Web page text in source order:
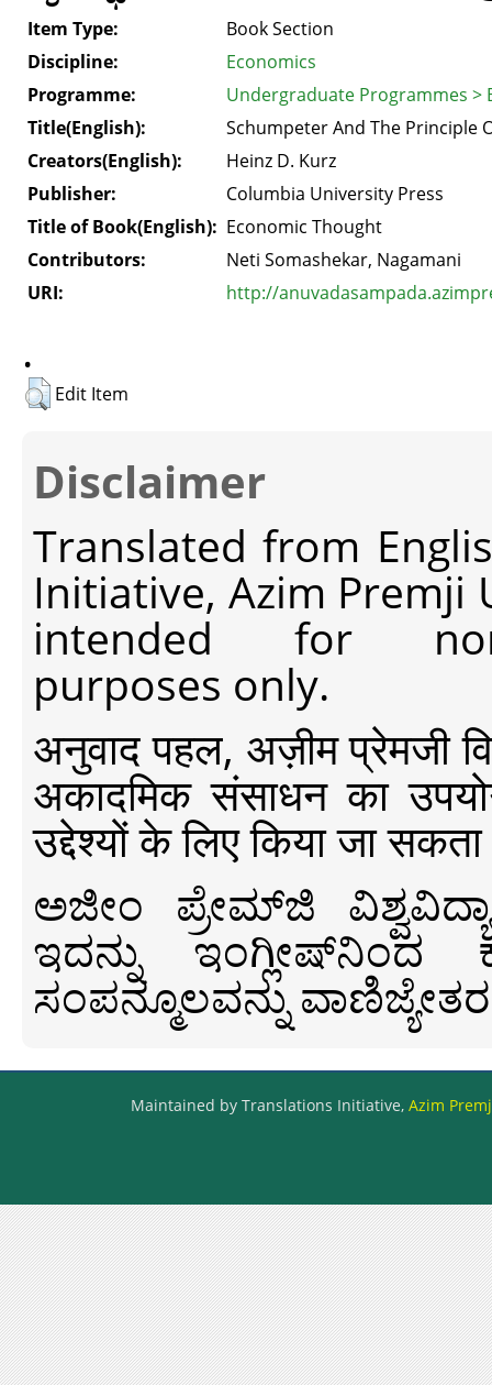
Item Type:
Book Section
Discipline:
Economics
Programme:
Undergraduate Programmes >
Title(English):
Schumpeter And The Principle
Creators(English):
Heinz D. Kurz
Publisher:
Columbia University Press
Title of Book(English): Economic Thought
Contributors:
Neti Somashekar, Nagamani
URI:
http://
.
Edit Item
Disclaimer
Translated from
Initiative, Azim Premji
intended for non-
purposes only.
अनुवाद पहल, अज़ीम प्रेमजी
अकादमिक संसाधन का
उद्देश्यों के लिए किया जा
ಅಜೀಂ ಪ್ರೇಮ್‍ಜಿ
ಇದನ್ನು ಇಂಗ್ಲೀಷ್‍ನಿಂದ
ಸಂಪನ್ಮೂಲವನ್ನು
Maintained by Translations Initiative, Azim